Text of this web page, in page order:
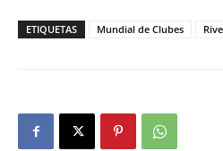
ETIQUETAS Mundial de Clubes